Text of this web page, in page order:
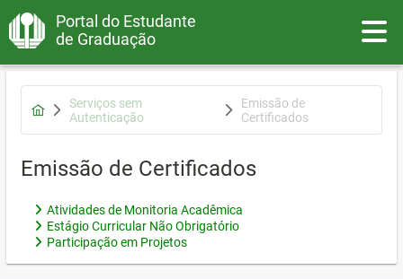
Portal do Estudante
de Graduação
Serviços sem
Autenticação
Emissão de
Certificados
Emissão de Certificados
Atividades de Monitoria Acadêmica
Estágio Curricular Não Obrigatório
Participação em Projetos